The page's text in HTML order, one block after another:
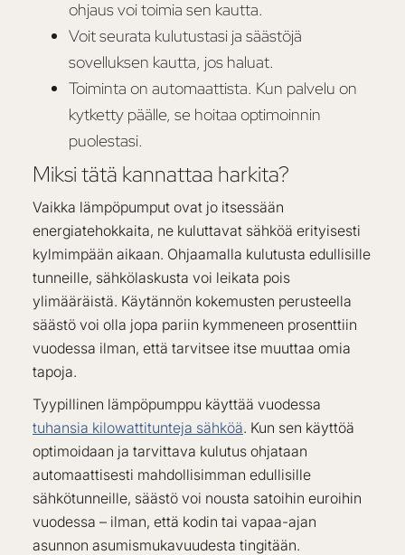
ohjaus voi toimia sen kautta.
Voit seurata kulutustasi ja säästöjä
sovelluksen kautta, jos haluat.
Toiminta on automaattista. Kun palvelu on
kytketty päälle, se hoitaa optimoinnin
puolestasi.
Miksi tätä kannattaa harkita?
Vaikka lämpöpumput ovat jo itsessään
energiatehokkaita, ne kuluttavat sähköä erityisesti
kylmimpään aikaan. Ohjaamalla kulutusta edullisille
tunneille, sähkölaskusta voi leikata pois
ylimääräistä. Käytännön kokemusten perusteella
säästö voi olla jopa pariin kymmeneen prosenttiin
vuodessa ilman, että tarvitsee itse muuttaa omia
tapoja.
Tyypillinen lämpöpumppu käyttää vuodessa
tuhansia kilowattitunteja sähköä. Kun sen käyttöä
optimoidaan ja tarvittava kulutus ohjataan
automaattisesti mahdollisimman edullisille
sähkötunneille, säästö voi nousta satoihin euroihin
vuodessa – ilman, että kodin tai vapaa-ajan
asunnon asumismukavuudesta tingitään.